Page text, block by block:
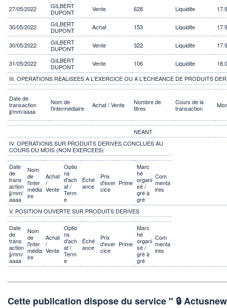
27/05/2022
GILBERT
DUPONT
Vente 628 Liquidite
30/05/2022
GILBERT
DUPONT
Achat 153 Liquidite
30/05/2022
GILBERT
DUPONT
Vente 322 Liquidite
31/05/2022
GILBERT
DUPONT
Vente 106 Liquidite
III. OPERATIONS REALISEES A L'EXERCICE OU A L'ECHEANCE DE PRODUITS
Date de
transaction
jj/mm/aaaa
Nom de
l'intermédiaire
Achat / Vente
Nombre de
titres
Cours de la
transaction
NEANT
IV. OPERATIONS SUR PRODUITS DERIVES CONCLUES AU
COURS DU MOIS (NON EXERCEES)
Date
de
trans
action
jj/mm/
aaaa
Nom
de
l'inter
média
ire
Achat
/
Vente
Optio
ns
d'ach
at /
Term
e
Éché
ance
Prix
d'exer
cice
Prime
Marc
hé
organi
sé /
gré à
gré
Com
menta
ires
V. POSITION OUVERTE SUR PRODUITS DERIVES
Date
de
trans
action
jj/mm/
aaaa
Nom
de
l'inter
média
ire
Achat
/
Vente
Optio
ns
d'ach
at /
Term
e
Éché
ance
Prix
d'exer
cice
Prime
Marc
hé
organi
sé /
gré à
gré
Com
menta
ires
Cette publication dispose du service " 🔒